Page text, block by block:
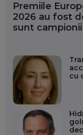
Premiile
2026 au fost
sunt
cu